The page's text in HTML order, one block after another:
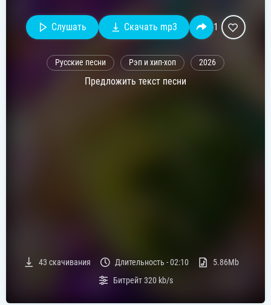
Слушать Скачать mp3 1
Русские песни Рэп и хип-хоп 2026
Предложить текст песни
43 скачивания Длительность -02:10
5.86Mb
Битрейт320 kb/s